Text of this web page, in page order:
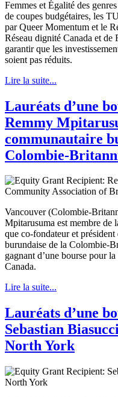
Femmes et Égalité des
de coupes budgétaires, les
par Queer Momentum et le
Réseau dignité Canada et
garantir que les
soient pas réduits.
Lire la suite...
Lauréats d’une
Remmy
communautaire
Colombie-
Vancouver (Colombie-
Mpitarusuma est membre
que co-fondateur et
burundaise de la Colombie-
gagnant d’une bourse pour
Canada.
Lire la suite...
Lauréats d’une
Sebastian
North York